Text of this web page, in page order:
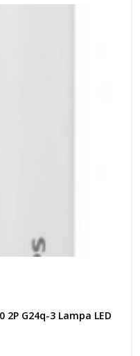
2P G24q-3 Lampa LED